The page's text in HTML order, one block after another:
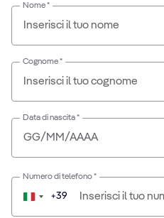
Nome *
Cognome *
Data di nascita *
Numero di telefono *
Italia+39